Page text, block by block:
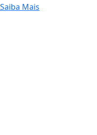
Saiba Mais